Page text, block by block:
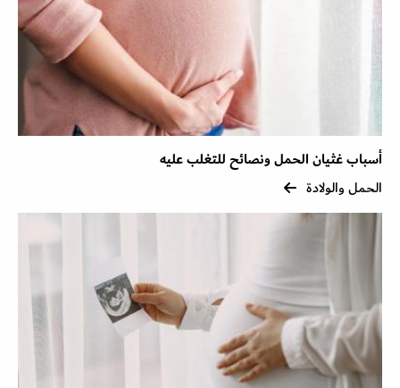
أسباب غثيان الحمل ونصائح للتغلب عليه
الحمل والولادة